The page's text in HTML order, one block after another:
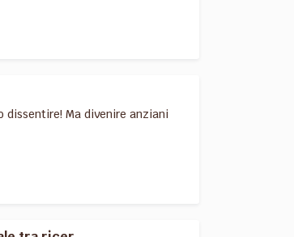
dissentire! Ma divenire anziani